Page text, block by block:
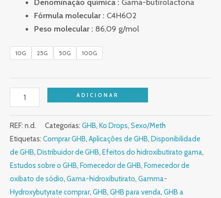
Denominação química : Gama-butirolactona
Fórmula molecular : C4H6O2
Peso molecular : 86,09 g/mol
10G 25G 50G 100G
ADICIONAR
REF: n.d. Categorias: GHB, Ko Drops, Sexo/Meth
Etiquetas: Comprar GHB, Aplicações de GHB, Disponibilidade
de GHB, Distribuidor de GHB, Efeitos do hidroxibutirato gama,
Estudos sobre o GHB, Fornecedor de GHB, Fornecedor de
oxibato de sódio, Gama-hidroxibutirato, Gamma-
Hydroxybutyrate comprar, GHB, GHB para venda, GHB a